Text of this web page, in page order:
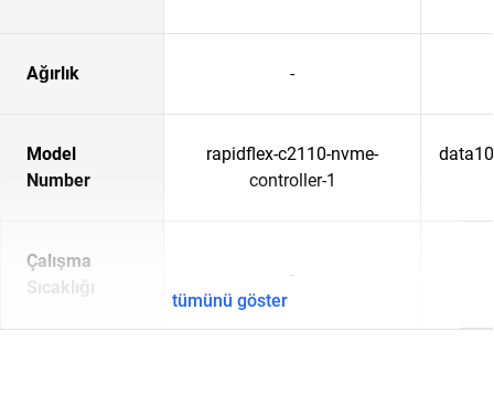
Ağırlık -
Model
Number
rapidflex-c2110-nvme-
controller-1
Çalışma
Sıcaklığı
-
tümünü göster